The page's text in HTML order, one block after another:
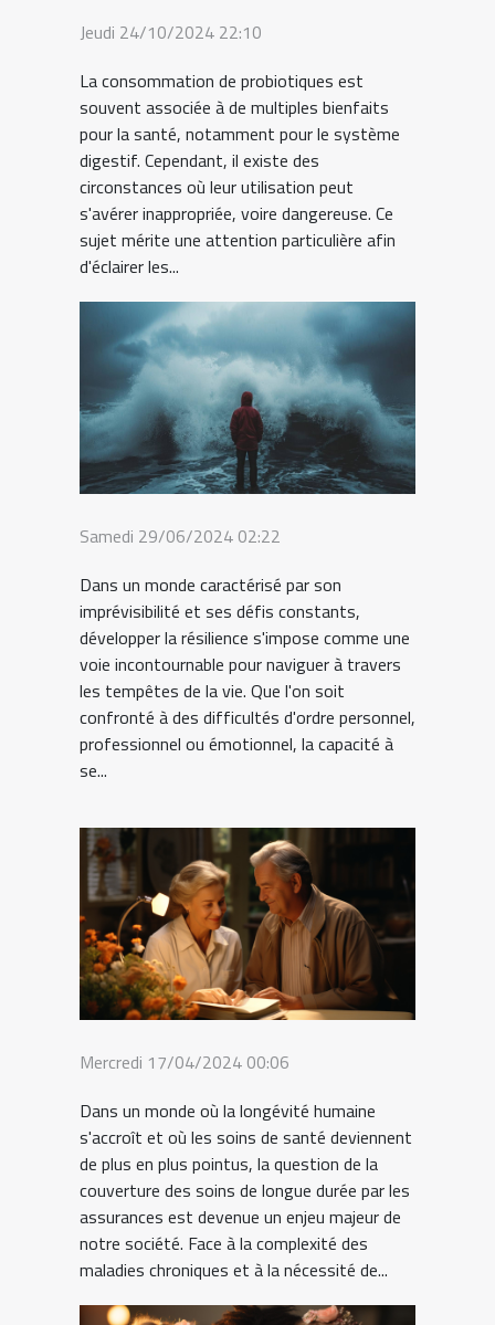
Jeudi 24/10/2024 22:10
La consommation de probiotiques est
souvent associée à de multiples bienfaits
pour la santé, notamment pour le système
digestif. Cependant, il existe des
circonstances où leur utilisation peut
s'avérer inappropriée, voire dangereuse. Ce
sujet mérite une attention particulière afin
d'éclairer les...
Samedi 29/06/2024 02:22
Dans un monde caractérisé par son
imprévisibilité et ses défis constants,
développer la résilience s'impose comme une
voie incontournable pour naviguer à travers
les tempêtes de la vie. Que l'on soit
confronté à des difficultés d'ordre personnel,
professionnel ou émotionnel, la capacité à
se...
Mercredi 17/04/2024 00:06
Dans un monde où la longévité humaine
s'accroît et où les soins de santé deviennent
de plus en plus pointus, la question de la
couverture des soins de longue durée par les
assurances est devenue un enjeu majeur de
notre société. Face à la complexité des
maladies chroniques et à la nécessité de...